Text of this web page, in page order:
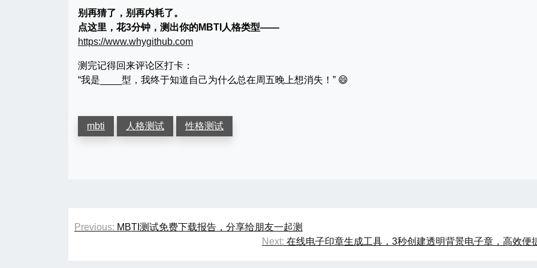
别再猜了，别再内耗了。
点这里，花3分钟，测出你的MBTI人格类型——
https://www.whygithub.com
测完记得回来评论区打卡：
“我是____型，我终于知道自己为什么总在周五晚上想消失！” 😄
mbti 人格测试 性格测试
文
Previous: MBTI测试免费下载报告，分享给朋友一起测
Next: 在线电子印章生成工具，3秒创建透明背景电子章，高效便